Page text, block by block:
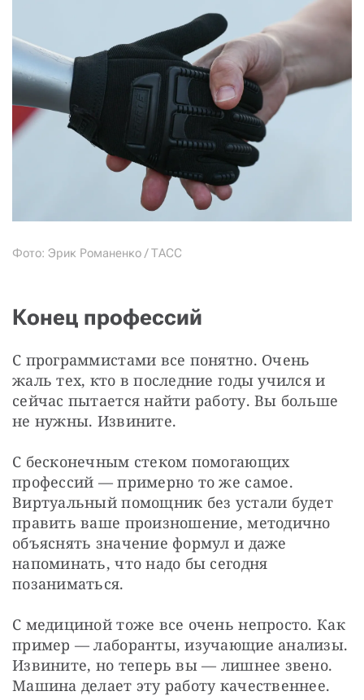
Фото: Эрик Романенко / ТАСС
Конец профессий
С программистами все понятно. Очень
жаль тех, кто в последние годы учился и
сейчас пытается найти работу. Вы больше
не нужны. Извините.
С бесконечным стеком помогающих
профессий — примерно то же самое.
Виртуальный помощник без устали будет
править ваше произношение, методично
объяснять значение формул и даже
напоминать, что надо бы сегодня
позаниматься.
С медициной тоже все очень непросто. Как
пример — лаборанты, изучающие анализы.
Извините, но теперь вы — лишнее звено.
Машина делает эту работу качественнее.